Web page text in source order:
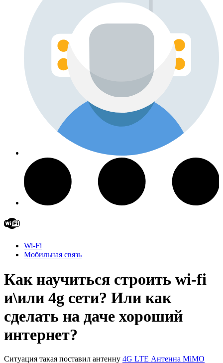
Wi-Fi
Мобильная связь
Как научиться строить wi-fi
и\или 4g сети? Или как
сделать на даче хороший
интернет?
Ситуация такая поставил антенну 4G LTE Антенна MiMO